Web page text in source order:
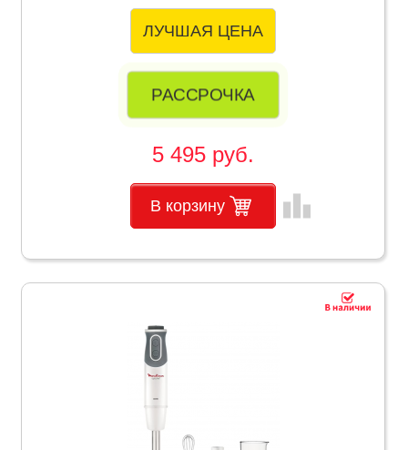
ЛУЧШАЯ ЦЕНА
РАССРОЧКА
5 495 руб.
В корзину leaderboard